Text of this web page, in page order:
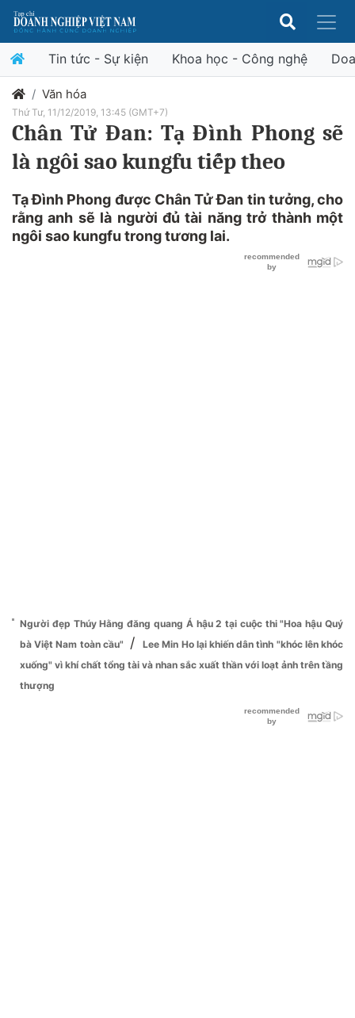
Tin tức - Sự kiện Khoa học - Công nghệ
Văn hóa
Thứ Tư, 11/12/2019, 13:45 (GMT+7)
Chân Tử Đan: Tạ Đình Phong sẽ
là ngôi sao kungfu tiếp theo
Tạ Đình Phong được Chân Tử Đan tin tưởng, cho
rằng anh sẽ là người đủ tài năng trở thành một
ngôi sao kungfu trong tương lai.
Người đẹp Thúy Hằng đăng quang Á hậu 2 tại cuộc thi "Hoa hậu Quý
bà Việt Nam toàn cầu"
/
Lee Min Ho lại khiến dân tình "khóc lên khóc
xuống" vì khí chất tổng tài và nhan sắc xuất thần với loạt ảnh trên tầng
thượng